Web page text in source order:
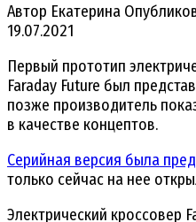
Автор Екатерина
19.07.2021
Первый прототип
Faraday Future был
позже производитель
в качестве концептов.
Серийная версия была
только сейчас на нее
Электрический кроссовер